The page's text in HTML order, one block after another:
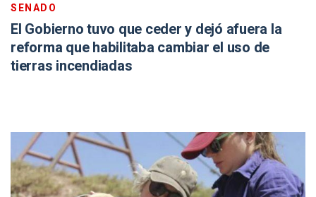
SENADO
El Gobierno tuvo que ceder y dejó afuera la
reforma que habilitaba cambiar el uso de
tierras incendiadas